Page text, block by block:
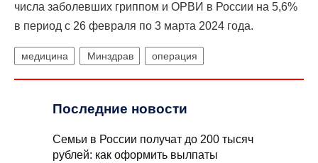
числа заболевших гриппом и ОРВИ в России на 5,6%
в период с 26 февраля по 3 марта 2024 года.
медицина Минздрав операция
Последние новости
Семьи в России получат до 200 тысяч
рублей: как оформить вылпаты